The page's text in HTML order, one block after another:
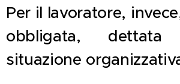
Per il lavoratore,
obbligata,
situazione